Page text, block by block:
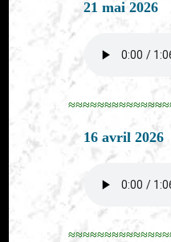
21 mai 2026
16 avril 2026